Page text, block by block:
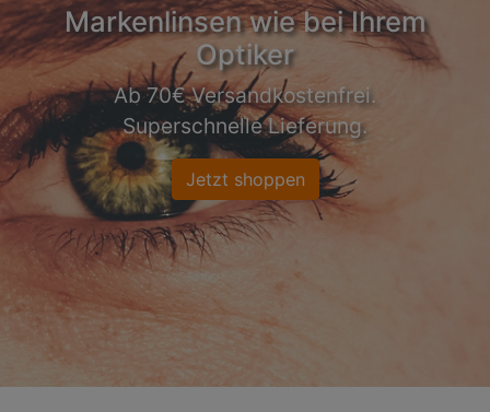
Markenlinsen wie bei Ihrem
Optiker
Ab 70€ Versandkostenfrei.
Superschnelle Lieferung.
Jetzt shoppen